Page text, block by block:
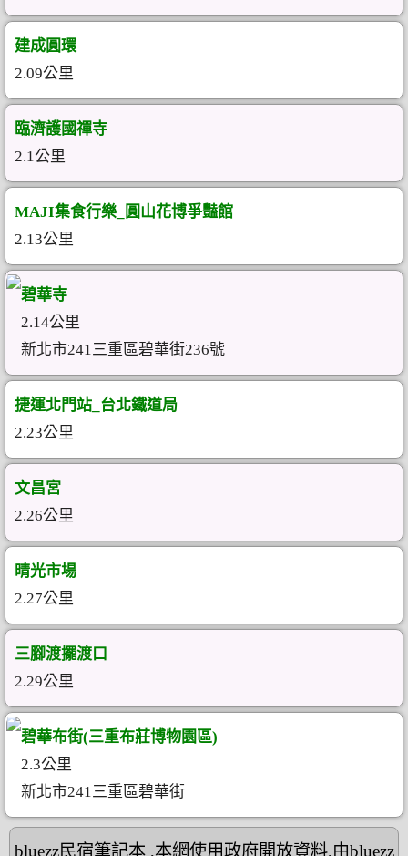
建成圓環
2.09公里
臨濟護國禪寺
2.1公里
MAJI集食行樂_圓山花博爭豔館
2.13公里
碧華寺
2.14公里
新北市241三重區碧華街236號
捷運北門站_台北鐵道局
2.23公里
文昌宮
2.26公里
晴光市場
2.27公里
三腳渡擺渡口
2.29公里
碧華布街(三重布莊博物園區)
2.3公里
新北市241三重區碧華街
bluezz民宿筆記本,本網使用政府開放資料,由bluezz